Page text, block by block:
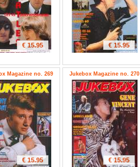
€ 15.95 € 15.95
Magazine no. 269
€ 15.95
Jukebox Magazine no. 270
€ 15.95